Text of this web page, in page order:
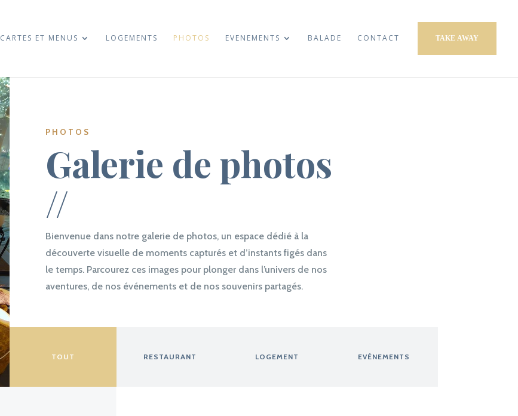
CARTES ET MENUS LOGEMENTS PHOTOS EVENEMENTS BALADE CONTACT TAKE AWAY
PHOTOS
Galerie de photos
//
Bienvenue dans notre galerie de photos, un espace dédié à la
découverte visuelle de moments capturés et d’instants figés dans
le temps. Parcourez ces images pour plonger dans l’univers de nos
aventures, de nos événements et de nos souvenirs partagés.
TOUT RESTAURANT LOGEMENT EVÉNEMENTS